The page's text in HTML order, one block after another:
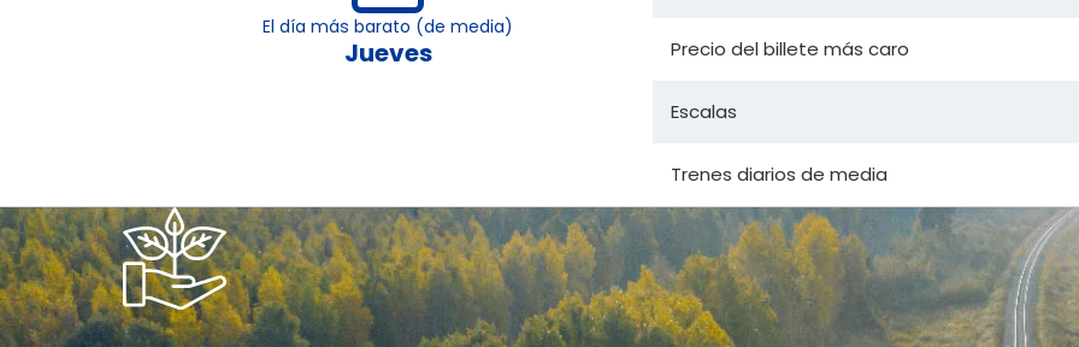
El día más barato (de media)
Jueves Precio del billete más caro
Escalas
Trenes diarios de media